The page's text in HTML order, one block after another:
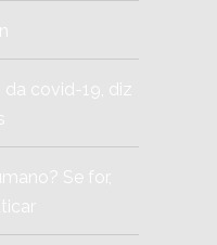
covid-19, diz
Se for,